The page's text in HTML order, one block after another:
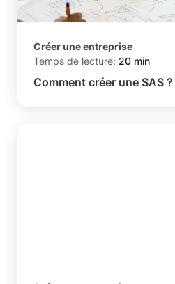
Créer une entreprise
Temps de lecture: 20 min
Comment créer une SAS ?